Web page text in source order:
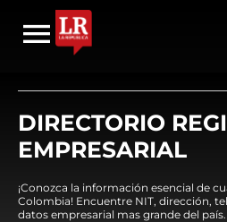
DIRECTORIO
EMPRESARIAL
¡Conozca la información esencial de
Colombia! Encuentre NIT, dirección,
datos empresarial mas grande del país.